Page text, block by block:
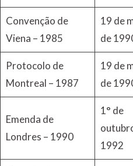
Convenção de
Viena – 1985
19 de
de
Protocolo de
Montreal – 1987
19 de
de
Emenda de
Londres – 1990
1° de
1992